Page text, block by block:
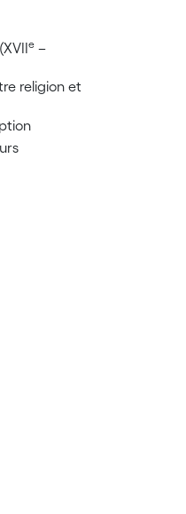
e –
religion et